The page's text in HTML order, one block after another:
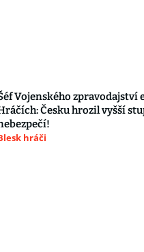
Vojenského zpravodajství
Česku hrozil vyšší
hráči